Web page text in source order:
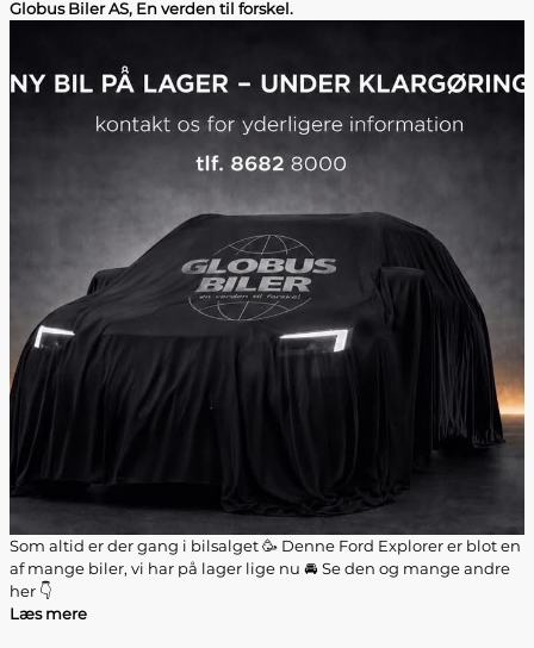
Globus Biler AS, En verden til forskel.
Som altid er der gang i bilsalget 🥳 Denne Ford Explorer er blot en
af mange biler, vi har på lager lige nu 🚘 Se den og mange andre
her 👇
Læs mere